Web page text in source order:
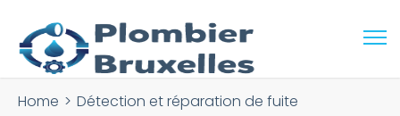
Rechercher :
Home > Détection et réparation de fuite